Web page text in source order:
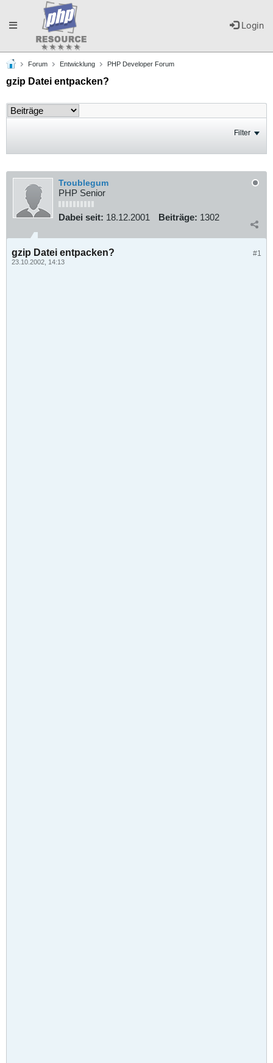
Login
Toggle
navigation
Forum Entwicklung PHP Developer Forum
gzip Datei entpacken?
Filter
Troublegum
PHP Senior
Dabei seit: 18.12.2001 Beiträge: 1302
#1
gzip Datei entpacken?
23.10.2002, 14:13